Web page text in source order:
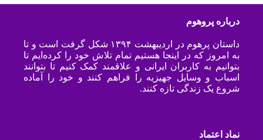
درباره پروهوم
داستان پرهوم در اردیبهشت ۱۳۹۴ شکل گرفت است و تا
به امروز که در اینجا هستیم تمام تلاش خود را کرده‌ایم تا
بتوانیم به کاربران ایرانی و علاقمند کمک کنیم تا بتوانند
اسباب و وسایل جهیزیه را فراهم کنند و خود را آماده
شروع یک زندگی تازه کنند.
نماد اعتماد